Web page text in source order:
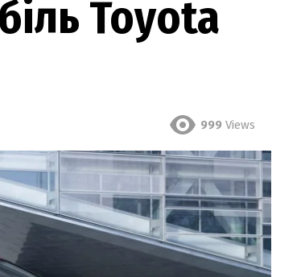
Toyota
999 Views